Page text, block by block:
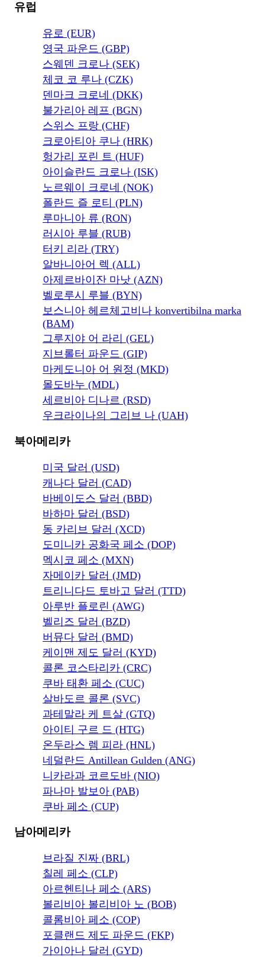
유럽
유로 (EUR)
영국 파운드 (GBP)
스웨덴 크로나 (SEK)
체코 코 루나 (CZK)
덴마크 크로네 (DKK)
불가리아 레프 (BGN)
스위스 프랑 (CHF)
크로아티아 쿠나 (HRK)
헝가리 포린 트 (HUF)
아이슬란드 크로나 (ISK)
노르웨이 크로네 (NOK)
폴란드 즐 로티 (PLN)
루마니아 류 (RON)
러시아 루블 (RUB)
터키 리라 (TRY)
알바니아어 렉 (ALL)
아제르바이잔 마낫 (AZN)
벨로루시 루블 (BYN)
보스니아 헤르체고비나 konvertibilna marka
(BAM)
그루지야 어 라리 (GEL)
지브롤터 파운드 (GIP)
마케도니아 어 원정 (MKD)
몰도바누 (MDL)
세르비아 디나르 (RSD)
우크라이나의 그리브 나 (UAH)
북아메리카
미국 달러 (USD)
캐나다 달러 (CAD)
바베이도스 달러 (BBD)
바하마 달러 (BSD)
동 카리브 달러 (XCD)
도미니카 공화국 페소 (DOP)
멕시코 페소 (MXN)
자메이카 달러 (JMD)
트리니다드 토바고 달러 (TTD)
아루반 플로린 (AWG)
벨리즈 달러 (BZD)
버뮤다 달러 (BMD)
케이맨 제도 달러 (KYD)
콜론 코스타리카 (CRC)
쿠바 태환 페소 (CUC)
살바도르 콜론 (SVC)
과테말라 케 트살 (GTQ)
아이티 구르 드 (HTG)
온두라스 렘 피라 (HNL)
네덜란드 Antillean Gulden (ANG)
니카라과 코르도바 (NIO)
파나마 발보아 (PAB)
쿠바 페소 (CUP)
남아메리카
브라질 진짜 (BRL)
칠레 페소 (CLP)
아르헨티나 페소 (ARS)
볼리비아 볼리비아 노 (BOB)
콜롬비아 페소 (COP)
포클랜드 제도 파운드 (FKP)
가이아나 달러 (GYD)